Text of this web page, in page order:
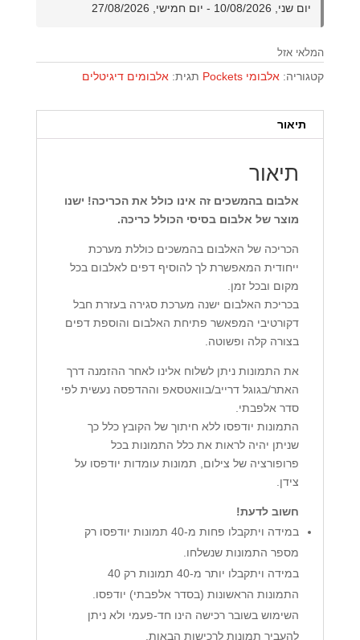
יום שני, 10/08/2026 - יום חמישי, 27/08/2026
המלאי אזל
קטגוריה: אלבומי Pockets תגית: אלבומים דיגיטלים
תיאור
תיאור
אלבום בהמשכים זה אינו כולל את הכריכה! ישנו
מוצר של אלבום בסיסי הכולל כריכה.
הכריכה של האלבום בהמשכים כוללת מערכת
ייחודית המאפשרת לך להוסיף דפים לאלבום בכל
מקום ובכל זמן.
בכריכת האלבום ישנה מערכת סגירה בעזרת חבל
דקורטיבי המפאשר פתיחת האלבום והוספת דפים
בצורה קלה ופשוטה.
את התמונות ניתן לשלוח אלינו לאחר ההזמנה דרך
האתר/בגוגל דרייב/בוואטסאפ וההדפסה נעשית לפי
סדר אלפבתי.
התמונות יודפסו ללא חיתוך של הקובץ כלל כך
שניתן יהיה לראות את כלל התמונות בכל
פרופורציה של צילום, תמונות עומדות יודפסו על
צידן.
חשוב לדעת!
במידה ויתקבלו פחות מ-40 תמונות יודפסו רק
מספר התמונות שנשלחו.
במידה ויתקבלו יותר מ-40 תמונות רק 40
התמונות הראשונות (בסדר אלפבתי) יודפסו.
השימוש בשובר רכישה הינו חד-פעמי ולא ניתן
להעביר תמונות לרכישות הבאות.